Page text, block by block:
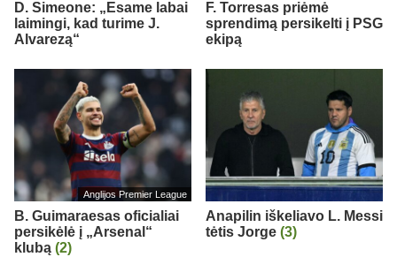
D. Simeone: „Esame labai
laimingi, kad turime J.
Alvarezą“
F. Torresas priėmė
sprendimą persikelti į PSG
ekipą
Anglijos Premier League
B. Guimaraesas oficialiai
persikėlė į „Arsenal“
klubą (2)
Anapilin iškeliavo L. Messi
tėtis Jorge (3)